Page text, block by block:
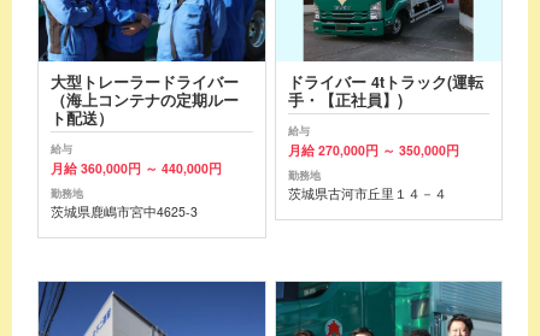
大型トレーラードライバー
（海上コンテナの定期ルー
ト配送）
給与
月給 360,000円 ～ 440,000円
勤務地
茨城県鹿嶋市宮中4625-3
ドライバー 4tトラック(運転
手・【正社員】)
給与
月給 270,000円 ～ 350,000円
勤務地
茨城県古河市丘里１４－４